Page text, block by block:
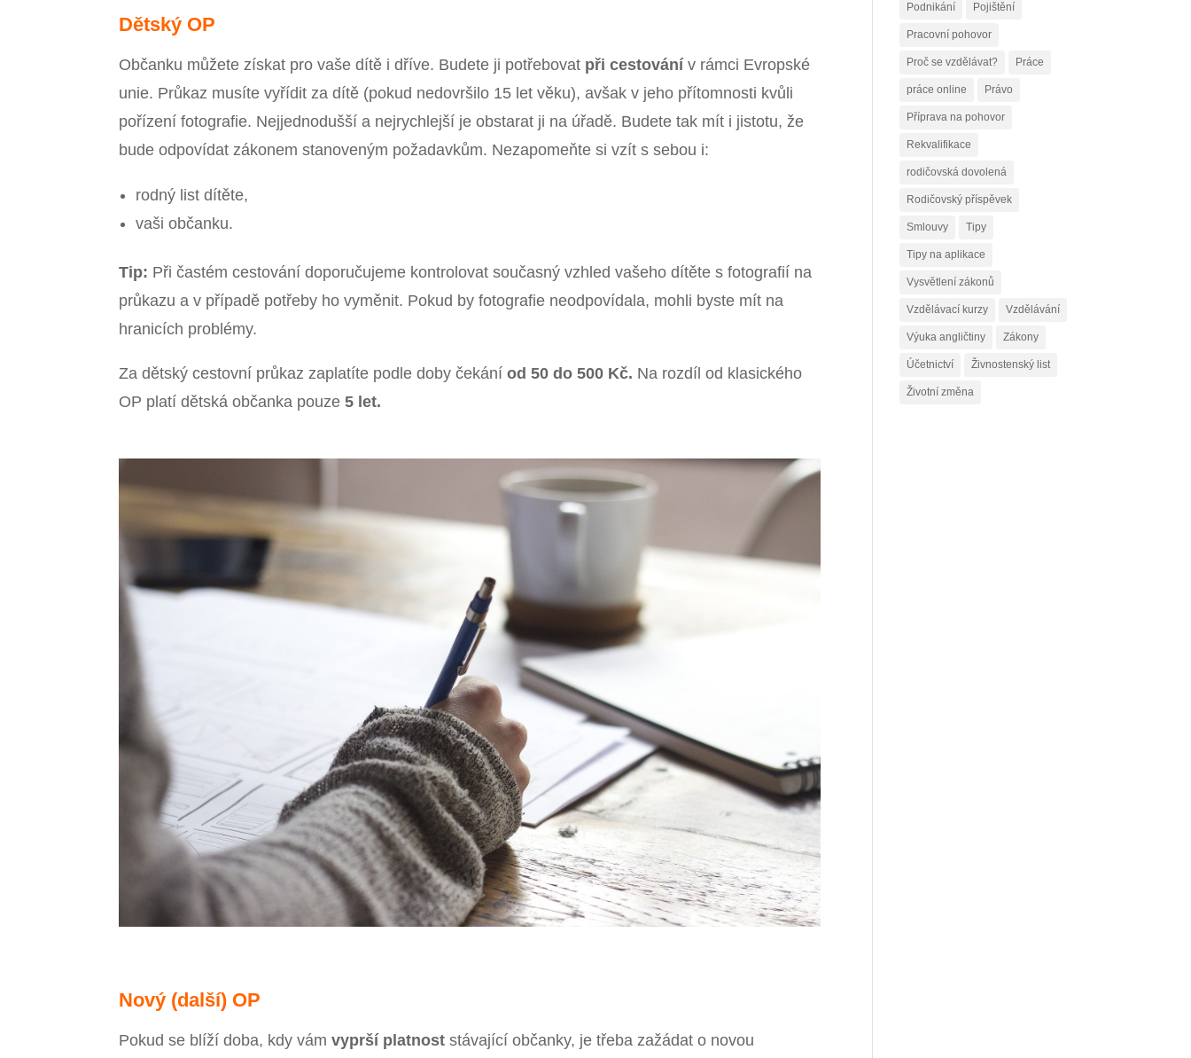
Dětský OP
Občanku můžete získat pro vaše dítě i dříve. Budete ji potřebovat při cestování v rámci Evropské
unie. Průkaz musíte vyřídit za dítě (pokud nedovršilo 15 let věku), avšak v jeho přítomnosti kvůli
pořízení fotografie. Nejjednodušší a nejrychlejší je obstarat ji na úřadě. Budete tak mít i jistotu, že
bude odpovídat zákonem stanoveným požadavkům. Nezapomeňte si vzít s sebou i:
rodný list dítěte,
vaši občanku.
Tip: Při častém cestování doporučujeme kontrolovat současný vzhled vašeho dítěte s fotografií na
průkazu a v případě potřeby ho vyměnit. Pokud by fotografie neodpovídala, mohli byste mít na
hranicích problémy.
Za dětský cestovní průkaz zaplatíte podle doby čekáníod 50 do 500 Kč. Na rozdíl od klasického
OP platí dětská občanka pouze5 let.
Nový (další) OP
Pokud se blíží doba, kdy vámvyprší platnost stávající občanky, je třeba zažádat o novou
Podnikání Pojištění
Pracovní pohovor
Proč se vzdělávat? Práce
práce online Právo
Příprava na pohovor
Rekvalifikace
rodičovská dovolená
Rodičovský příspěvek
Smlouvy Tipy
Tipy na aplikace
Vysvětlení zákonů
Vzdělávací kurzy Vzdělávání
Výuka angličtiny Zákony
Účetnictví Živnostenský list
Životní změna